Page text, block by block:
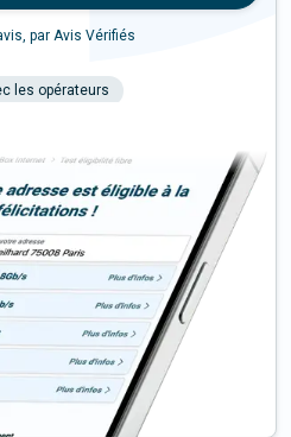
par Avis Vérifiés
les opérateurs